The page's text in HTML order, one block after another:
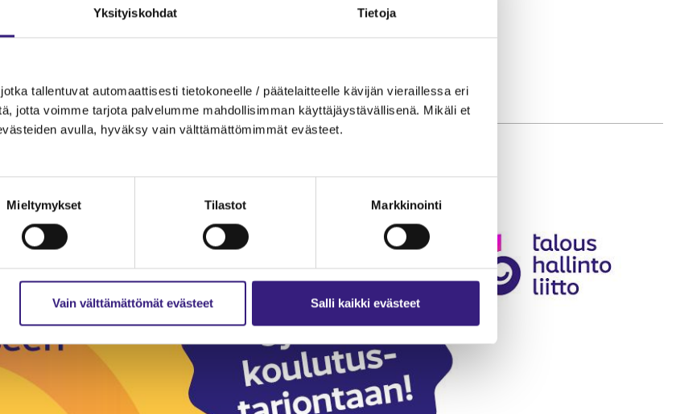
Yksityiskohdat Tietoja
tallentuvat automaattisesti tietokoneelle / päätelaitteelle kävijän vieraillessa eri
jotta voimme tarjota palvelumme mahdollisimman käyttäjäystävällisenä. Mikäli et
avulla, hyväksy vain välttämättömimmät evästeet.
Mieltymykset Tilastot Markkinointi
Vain välttämättömät evästeet Salli kaikki evästeet